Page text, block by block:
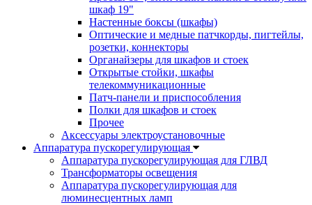
шкаф 19"
Настенные боксы (шкафы)
Оптические и медные патчкорды, пигтейлы,
розетки, коннекторы
Органайзеры для шкафов и стоек
Открытые стойки, шкафы
телекоммуникационные
Патч-панели и приспособления
Полки для шкафов и стоек
Прочее
Аксессуары электроустановочные
Аппаратура пускорегулирующая
Аппаратура пускорегулирующая для ГЛВД
Трансформаторы освещения
Аппаратура пускорегулирующая для
люминесцентных ламп